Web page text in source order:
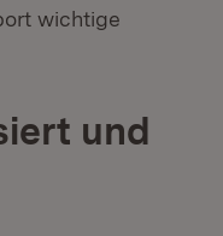
wichtige
und